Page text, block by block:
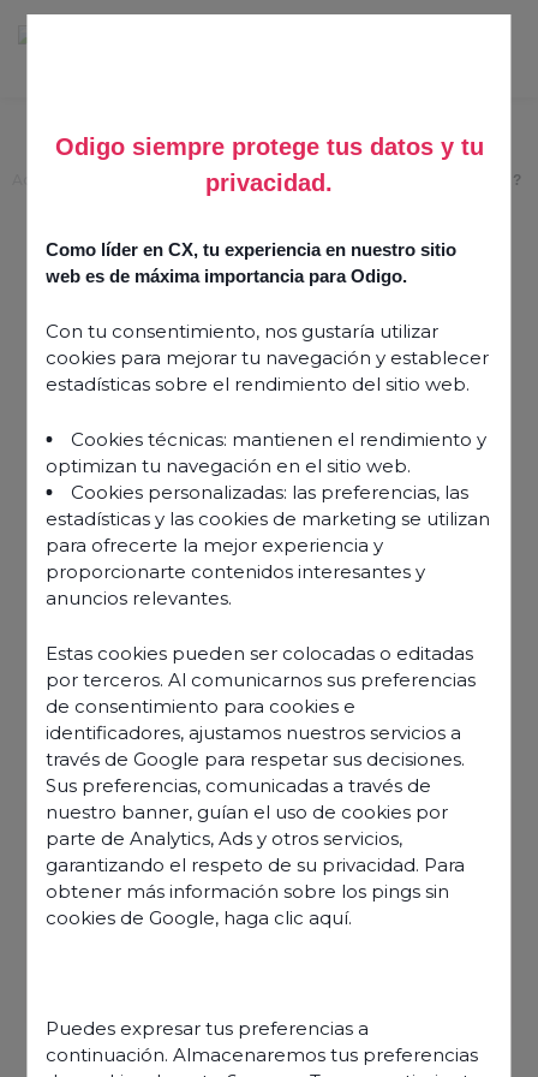
Odigo siempre protege tus datos y tu
privacidad.
Como líder en CX, tu experiencia en nuestro sitio
web es de máxima importancia para Odigo.
Con tu consentimiento, nos gustaría utilizar
cookies para mejorar tu navegación y establecer
estadísticas sobre el rendimiento del sitio web.
Cookies técnicas: mantienen el rendimiento y
optimizan tu navegación en el sitio web.
Cookies personalizadas: las preferencias, las
estadísticas y las cookies de marketing se utilizan
para ofrecerte la mejor experiencia y
proporcionarte contenidos interesantes y
anuncios relevantes.
Estas cookies pueden ser colocadas o editadas
por terceros. Al comunicarnos sus preferencias
de consentimiento para cookies e
identificadores, ajustamos nuestros servicios a
través de Google para respetar sus decisiones.
Sus preferencias, comunicadas a través de
nuestro banner, guían el uso de cookies por
parte de Analytics, Ads y otros servicios,
garantizando el respeto de su privacidad. Para
obtener más información sobre los pings sin
cookies de Google, haga clic aquí.
Puedes expresar tus preferencias a
continuación. Almacenaremos tus preferencias
Quel rôle pour le conseiller bancaire dans la banque de demain ?
Quel rôle pour le
conseiller bancaire dans
la banque de demain ?
17 mai 2021